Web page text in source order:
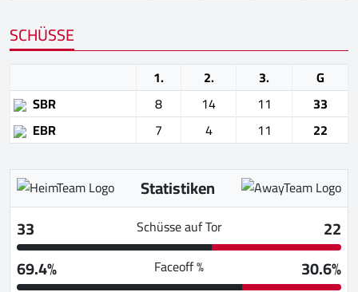
SCHÜSSE
1. 2. 3.
G
SBR
8 14 11
33
EBR
7 4 11 22
Statistiken
33
Schüsse auf Tor
22
69.4%
Faceoff %
30.6%